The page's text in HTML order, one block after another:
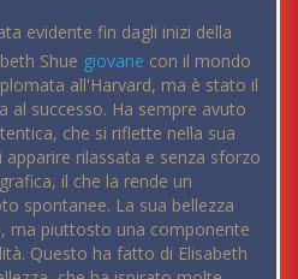
evidente fin dagli inizi della
Shue giovane con il mondo
all'Harvard, ma è stato il
al successo. Ha sempre avuto
che si riflette nella sua
apparire rilassata e senza sforzo
il che la rende un
spontanee. La sua bellezza
ma piuttosto una componente
Questo ha fatto di Elisabeth